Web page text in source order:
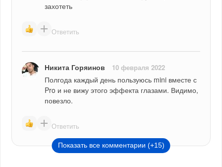
захотеть
Ответить
Никита Горяинов 10 февраля 2022
Полгода каждый день пользуюсь mini вместе с
Pro и не вижу этого эффекта глазами. Видимо,
повезло.
Ответить
Показать все комментарии (+15)